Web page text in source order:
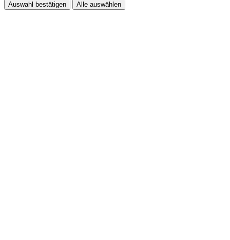
Auswahl bestätigen Alle auswählen